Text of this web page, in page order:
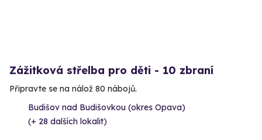
Zážitková střelba pro děti - 10 zbraní
Připravte se na nálož 80 nábojů.
Budišov nad Budišovkou (okres Opava)
(+ 28 dalších lokalit)